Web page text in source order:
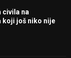
civila na
koji još niko nije